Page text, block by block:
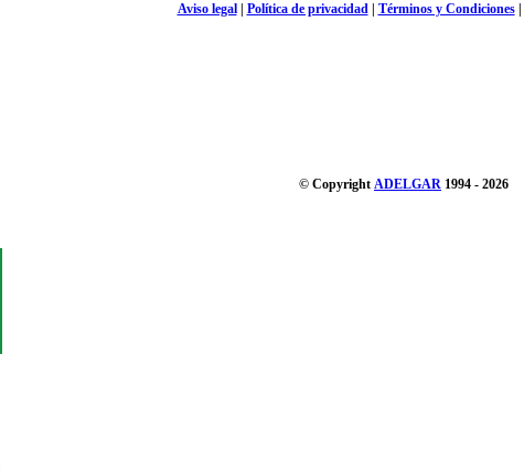
Aviso legal| Política de privacidad| Términos y Condiciones|
© Copyright ADELGAR 1994 - 2026